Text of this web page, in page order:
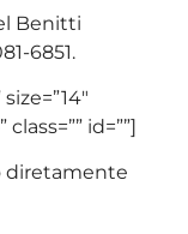
Benitti
6851.
id=””]
diretamente